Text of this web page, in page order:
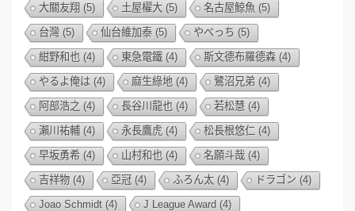
大關友翔 (5) 土屋櫂大 (5) 名古屋鯨魚 (5)
台灣 (5) 仙台維加泰 (5) やべっち (5)
紺野和也 (4) 東急電鐵 (4) 斯文德布羅德森 (4)
やるよ俺は (4) 麻生綠地 (4) 鷺沼兄弟 (4)
阿部浩之 (4) 長谷川龍也 (4) 若松慧 (4)
瀨川祐輔 (4) 永長鷹虎 (4) 松長根悠仁 (4)
早坂勇希 (4) 山村和也 (4) 名願斗哉 (4)
吉祥物 (4) 亞冠 (4) ふろん太 (4) ドラゴン (4)
Joao Schmidt (4) J League Award (4)